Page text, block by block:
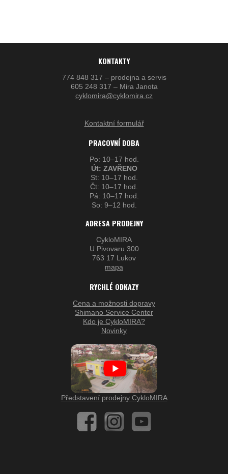
KONTAKTY
774 848 317 – prodejna a servis
605 248 317 – Mira Janota
cyklomira@cyklomira.cz
Kontaktní formulář
PRACOVNÍ DOBA
Po: 10–17 hod.
Út: ZAVŘENO
St: 10–17 hod.
Čt: 10–17 hod.
Pá: 10–17 hod.
So: 9–12 hod.
ADRESA PRODEJNY
CykloMIRA
U Pivovaru 300
763 17 Lukov
mapa
RYCHLÉ ODKAZY
Cena a možnosti dopravy
Shimano Service Center
Kdo je CykloMIRA?
Novinky
Představení prodejny CykloMIRA